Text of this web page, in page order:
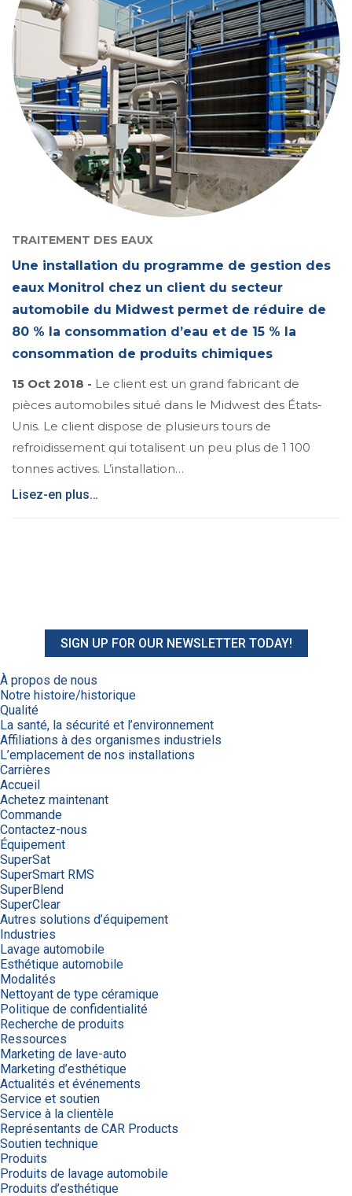
TRAITEMENT DES EAUX
Une installation du programme de gestion des
eaux Monitrol chez un client du secteur
automobile du Midwest permet de réduire de
80 % la consommation d’eau et de 15 % la
consommation de produits chimiques
15 Oct 2018 - Le client est un grand fabricant de
pièces automobiles situé dans le Midwest des États-
Unis. Le client dispose de plusieurs tours de
refroidissement qui totalisent un peu plus de 1 100
tonnes actives. L’installation…
Lisez-en plus…
SIGN UP FOR OUR NEWSLETTER TODAY!
À propos de nous
Notre histoire/historique
Qualité
La santé, la sécurité et l’environnement
Affiliations à des organismes industriels
L’emplacement de nos installations
Carrières
Accueil
Achetez maintenant
Commande
Contactez-nous
Équipement
SuperSat
SuperSmart RMS
SuperBlend
SuperClear
Autres solutions d’équipement
Industries
Lavage automobile
Esthétique automobile
Modalités
Nettoyant de type céramique
Politique de confidentialité
Recherche de produits
Ressources
Marketing de lave-auto
Marketing d’esthétique
Actualités et événements
Service et soutien
Service à la clientèle
Représentants de CAR Products
Soutien technique
Produits
Produits de lavage automobile
Produits d’esthétique